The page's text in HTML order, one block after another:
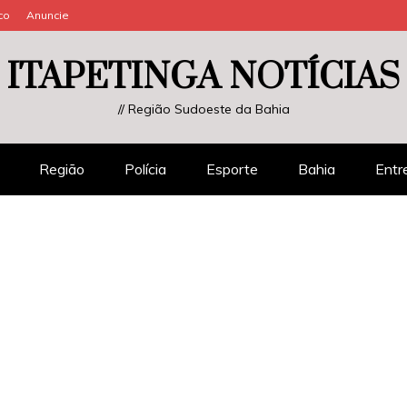
Anuncie
ITAPETINGA NOTÍCIAS
// Região Sudoeste da Bahia
Região Polícia Esporte Bahia